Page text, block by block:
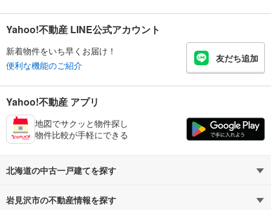
Yahoo!不動産 LINE公式アカウント
新着物件をいち早くお届け！
便利な機能のご紹介
友だち追加
Yahoo!不動産 アプリ
地図でサクッと物件探し
物件比較が手軽にできる
北海道の中古一戸建てを探す
路線・駅から探す
岩見沢市の不動産情報を探す